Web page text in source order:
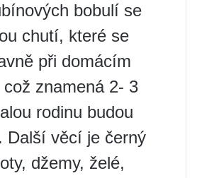
bobulí se
chutí, které se
při domácím
znamená 2- 3
rodinu budou
Další věcí je černý
džemy, želé,